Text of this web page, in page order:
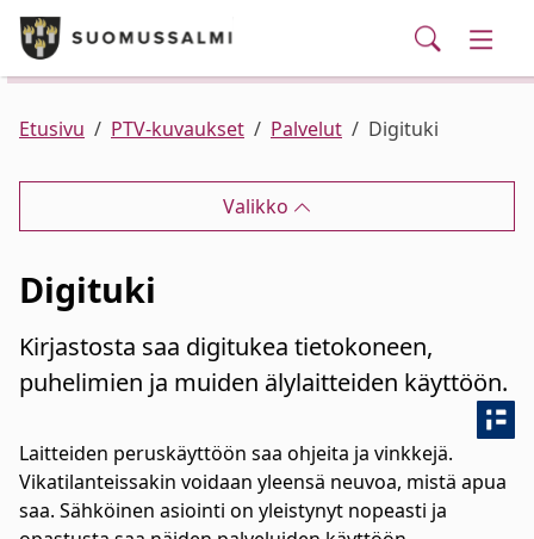
Siirry pääsisältöön
Puhelinluettelo/yhteystiedot
Palvelut
Ajankohtaista
Verkkokauppa
Haku
Kunta ja hallinto
Asuminen ja ympäristö
Varhaiskasvatus ja koulutus
Elinvoima
Kulttuuri, vapaa-aika ja nuoret
Etusivu PTV-kuvaukset Palvelut Digituki
Valikko
Digituki
Kirjastosta saa digitukea tietokoneen,
puhelimien ja muiden älylaitteiden käyttöön.
Laitteiden peruskäyttöön saa ohjeita ja vinkkejä.
Vikatilanteissakin voidaan yleensä neuvoa, mistä apua
saa. Sähköinen asiointi on yleistynyt nopeasti ja